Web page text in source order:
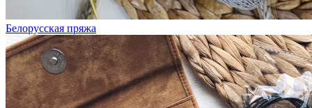
Белорусская пряжа